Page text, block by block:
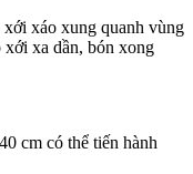
xáo xung quanh vùng
xới xa dần, bón xong
cm có thể tiến hành